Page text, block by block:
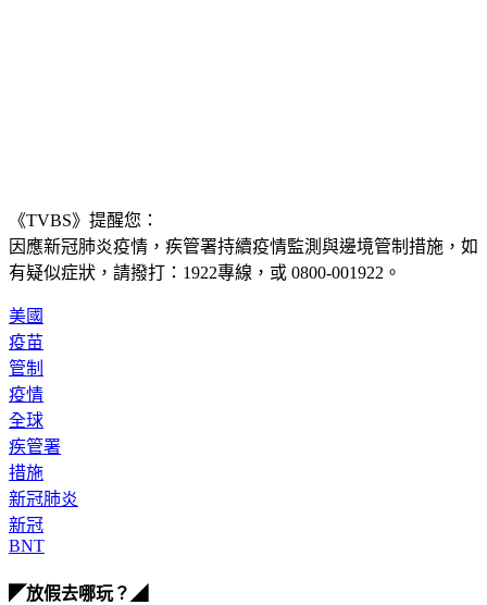
《TVBS》提醒您：
因應新冠肺炎疫情，疾管署持續疫情監測與邊境管制措施， 如
有疑似症狀，請撥打：1922專線，或 0800-001922。
美國
疫苗
管制
疫情
全球
疾管署
措施
新冠肺炎
新冠
BNT
◤放假去哪玩？◢